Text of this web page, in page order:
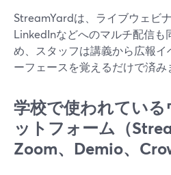
StreamYardは、ライブウェビ
LinkedInなどへのマルチ配信も
め、スタッフは講義から広報イ
ーフェースを覚えるだけで済み
学校で使われてい
ットフォーム（
Zoom、Demio、